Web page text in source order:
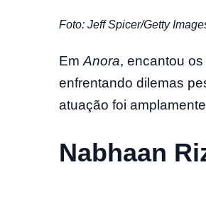
Foto: Jeff Spicer/Getty
Em Anora, encantou
enfrentando dilemas
atuação foi
Nabhaan